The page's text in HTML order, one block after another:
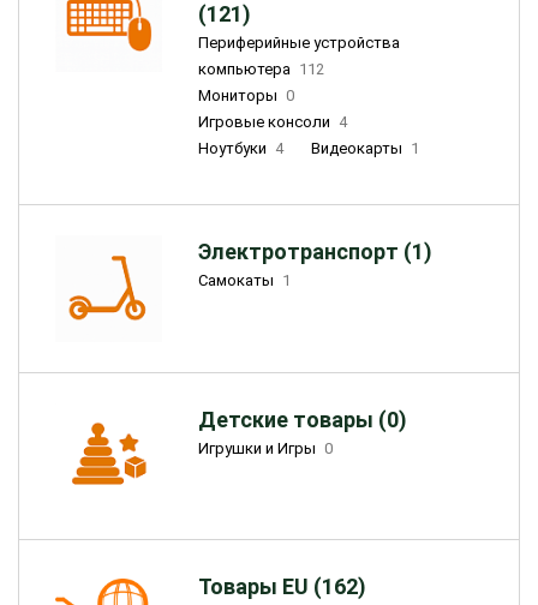
(121)
Периферийные устройства
компьютера 112
Мониторы 0
Игровые консоли 4
Ноутбуки 4 Видеокарты 1
Электротранспорт (1)
Самокаты 1
Детские товары (0)
Игрушки и Игры 0
Товары EU (162)